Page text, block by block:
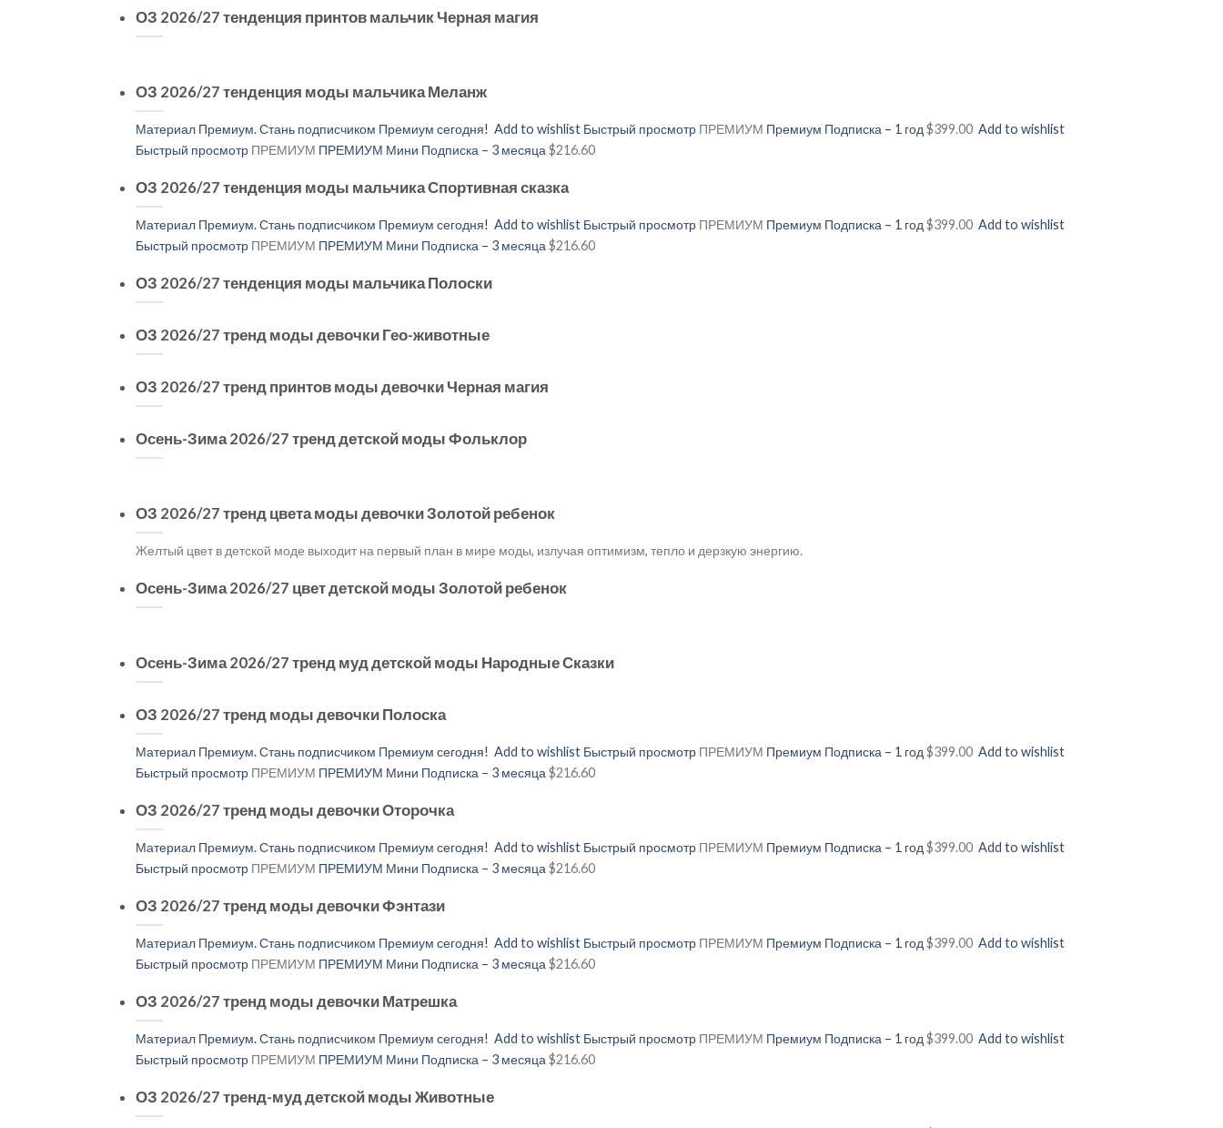
ОЗ 2026/27 тенденция принтов мальчик Черная магия
ОЗ 2026/27 тенденция моды мальчика Меланж
Материал Премиум. Стань подписчиком Премиум сегодня! Add to wishlist Быстрый просмотрПРЕМИУМ Премиум Подписка – 1 год$399.00 Add to wishlist
Быстрый просмотрПРЕМИУМ ПРЕМИУМ Мини Подписка – 3 месяца$216.60
ОЗ 2026/27 тенденция моды мальчика Спортивная сказка
Материал Премиум. Стань подписчиком Премиум сегодня! Add to wishlist Быстрый просмотрПРЕМИУМ Премиум Подписка – 1 год$399.00 Add to wishlist
Быстрый просмотрПРЕМИУМ ПРЕМИУМ Мини Подписка – 3 месяца$216.60
ОЗ 2026/27 тенденция моды мальчика Полоски
ОЗ 2026/27 тренд моды девочки Гео-животные
ОЗ 2026/27 тренд принтов моды девочки Черная магия
Осень-Зима 2026/27 тренд детской моды Фольклор
ОЗ 2026/27 тренд цвета моды девочки Золотой ребенок
Желтый цвет в детской моде выходит на первый план в мире моды, излучая оптимизм, тепло и дерзкую энергию.
Осень-Зима 2026/27 цвет детской моды Золотой ребенок
Осень-Зима 2026/27 тренд муд детской моды Народные Сказки
ОЗ 2026/27 тренд моды девочки Полоска
Материал Премиум. Стань подписчиком Премиум сегодня! Add to wishlist Быстрый просмотрПРЕМИУМ Премиум Подписка – 1 год$399.00 Add to wishlist
Быстрый просмотрПРЕМИУМ ПРЕМИУМ Мини Подписка – 3 месяца$216.60
ОЗ 2026/27 тренд моды девочки Оторочка
Материал Премиум. Стань подписчиком Премиум сегодня! Add to wishlist Быстрый просмотрПРЕМИУМ Премиум Подписка – 1 год$399.00 Add to wishlist
Быстрый просмотрПРЕМИУМ ПРЕМИУМ Мини Подписка – 3 месяца$216.60
ОЗ 2026/27 тренд моды девочки Фэнтази
Материал Премиум. Стань подписчиком Премиум сегодня! Add to wishlist Быстрый просмотрПРЕМИУМ Премиум Подписка – 1 год$399.00 Add to wishlist
Быстрый просмотрПРЕМИУМ ПРЕМИУМ Мини Подписка – 3 месяца$216.60
ОЗ 2026/27 тренд моды девочки Матрешка
Материал Премиум. Стань подписчиком Премиум сегодня! Add to wishlist Быстрый просмотрПРЕМИУМ Премиум Подписка – 1 год$399.00 Add to wishlist
Быстрый просмотрПРЕМИУМ ПРЕМИУМ Мини Подписка – 3 месяца$216.60
ОЗ 2026/27 тренд-муд детской моды Животные